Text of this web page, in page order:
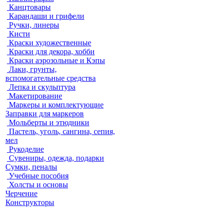
Канцтовары
Карандаши и грифели
Ручки, линеры
Кисти
Краски художественные
Краски для декора, хобби
Краски аэрозольные и Кэпы
Лаки, грунты,
вспомогательные средства
Лепка и скульптура
Макетирование
Маркеры и комплектующие
Заправки для маркеров
Мольберты и этюдники
Пастель, уголь, сангина, сепия,
мел
Рукоделие
Сувениры, одежда, подарки
Сумки, пеналы
Учебные пособия
Холсты и основы
Черчение
Конструкторы